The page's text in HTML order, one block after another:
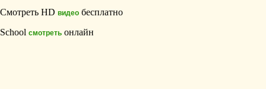
Смотреть HD видео бесплатно
School смотреть онлайн